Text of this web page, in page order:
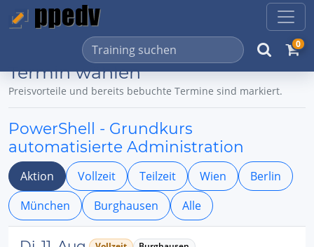
0
Termin wählen
Preisvorteile und bereits bebuchte Termine sind markiert.
PowerShell - Grundkurs
automatisierte Administration
Aktion Vollzeit Teilzeit Wien
Berlin
München
Burghausen Alle